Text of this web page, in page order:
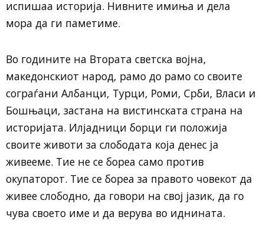
испишаа историја. Нивните имиња и дела
мора да ги паметиме.
Во годините на Втората светска војна,
македонскиот народ, рамо до рамо со своите
сограѓани Албанци, Турци, Роми, Срби, Власи и
Бошњаци, застана на вистинската страна на
историјата. Илјадници борци ги положија
своите животи за слободата која денес ја
живееме. Тие не се бореа само против
окупаторот. Тие се бореа за правото човекот да
живее слободно, да говори на свој јазик, да го
чува своето име и да верува во иднината.